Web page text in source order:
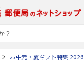
お中元・夏ギフト特集 2026